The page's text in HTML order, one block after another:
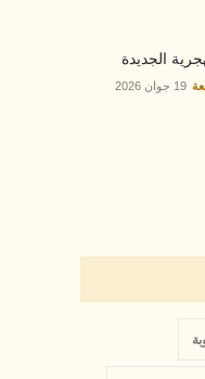
الجديدة
19 جوان 2026